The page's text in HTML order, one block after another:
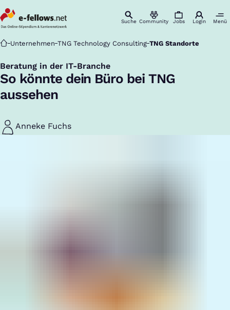
Suche Community Jobs Login Menü
Startseite
Unternehmen TNG Technology Consulting TNG Standorte
Beratung in der IT-Branche
:
So könnte dein Büro bei TNG
aussehen
Anneke Fuchs